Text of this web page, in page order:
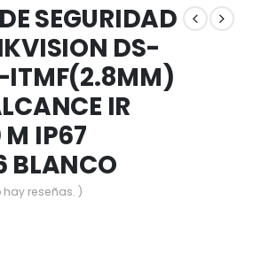
SEGURIDAD
DS-
ITMF(2.8MM)
IR
IP67
BLANCO
hay reseñas. )